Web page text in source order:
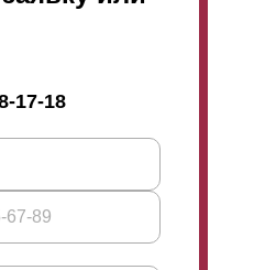
в высоту
мм, 60 мм и 80 мм. При
только на дизайн, а
выбора глубины секции.
одинаково
Дизайн может
секции и
секции забора, что
является отличительной
жалюзи, причём при
. И всё-таки при изменении
и угол обзора. При
угол обзора становится
17-18